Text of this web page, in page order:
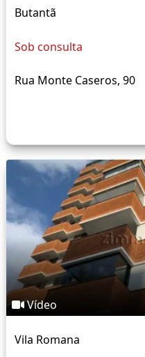
Butantã
Sob consulta
Rua Monte Caseros, 90
Vídeo
Vila Romana